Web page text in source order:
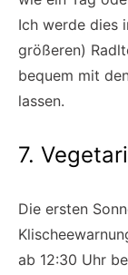
Ich werde dies
größeren)
bequem mit
lassen.
7.
Die ersten
ab 12:30 Uhr